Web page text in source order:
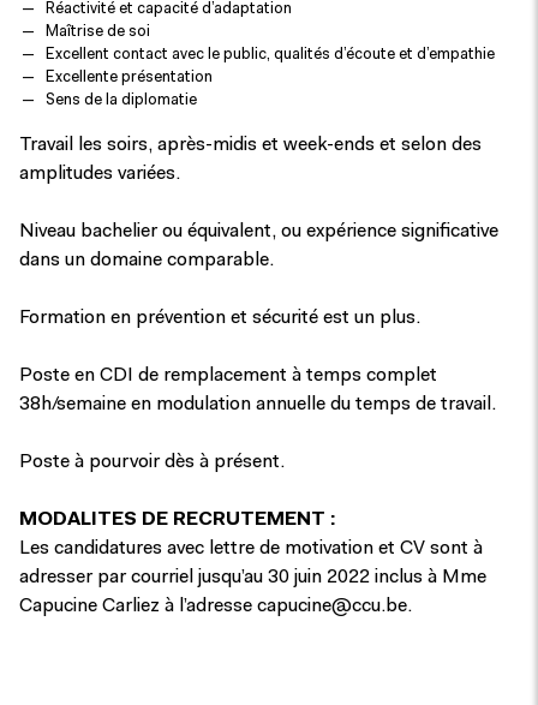
Réactivité et capacité d’adaptation
Maîtrise de soi
Excellent contact avec le public, qualités d’écoute et d’empathie
Excellente présentation
Sens de la diplomatie
Travail les soirs, après-midis et week-ends et selon des
amplitudes variées.
Niveau bachelier ou équivalent, ou expérience significative
dans un domaine comparable.
Formation en prévention et sécurité est un plus.
Poste en CDI de remplacement à temps complet
38h/semaine en modulation annuelle du temps de travail.
Poste à pourvoir dès à présent.
MODALITES DE RECRUTEMENT :
Les candidatures avec lettre de motivation et CV sont à
adresser par courriel jusqu’au 30 juin 2022 inclus à Mme
Capucine Carliez à l’adresse capucine@ccu.be.